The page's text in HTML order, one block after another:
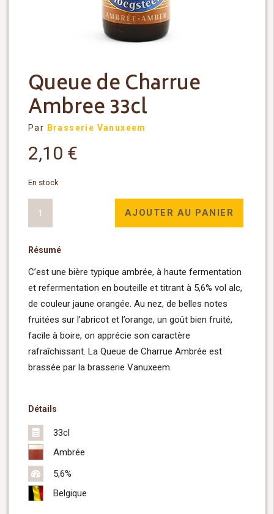
Queue de Charrue
Ambree 33cl
Par Brasserie Vanuxeem
2,10 €
En stock
de
Charrue
Ambree
33cl
AJOUTER AU PANIER
Résumé
C’est une bière typique ambrée, à haute fermentation
et refermentation en bouteille et titrant à 5,6% vol alc,
de couleur jaune orangée. Au nez, de belles notes
fruitées sur l’abricot et l’orange, un goût bien fruité,
facile à boire, on apprécie son caractère
rafraîchissant. La Queue de Charrue Ambrée est
brassée par la brasserie Vanuxeem.
Détails
33cl
Ambrée
5,6%
Belgique